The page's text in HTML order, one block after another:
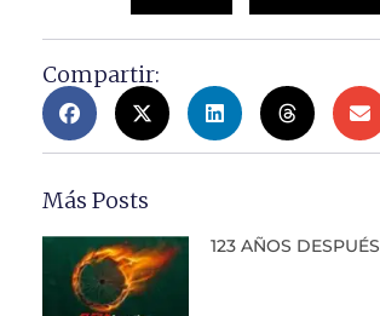
Compartir:
Más Posts
123 AÑOS DESPUÉS